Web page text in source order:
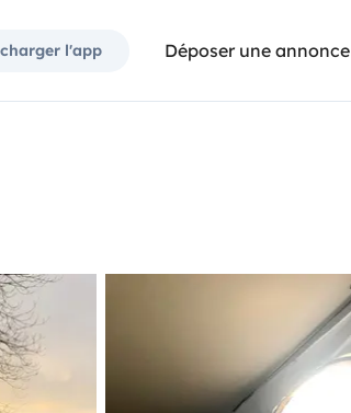
l'app Déposer une annonce